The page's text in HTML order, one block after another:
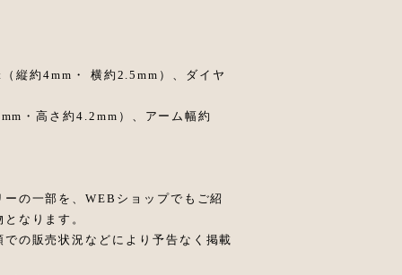
縦約4mm・ 横約2.5mm）、ダイヤ
・高さ約4.2mm）、アーム幅約
の一部を、WEBショップでもご紹
なります。
の販売状況などにより予告なく掲載